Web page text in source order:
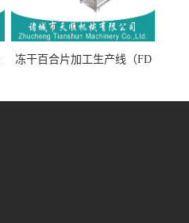
冻干百合片加工生产线（FD
线）